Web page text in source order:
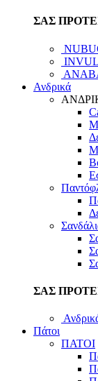
ΣΑΣ
Ανδρικά
ΣΑΣ
Πάτοι
ΠΑΤΟΙ